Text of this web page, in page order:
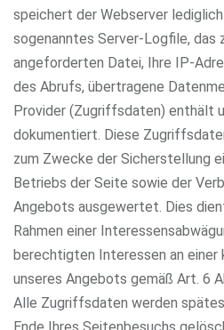
speichert der Webserver
sogenanntes Server-Logfile, das
angeforderten Datei, Ihre IP-
des Abrufs, übertragene
Provider (Zugriffsdaten) enthält
dokumentiert. Diese
zum Zwecke der Sicherstellung
Betriebs der Seite sowie der
Angebots ausgewertet. Dies
Rahmen einer
berechtigten Interessen an einer
unseres Angebots gemäß Art. 6
Alle Zugriffsdaten werden